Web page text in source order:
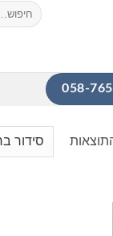
חיפוש
עבור: